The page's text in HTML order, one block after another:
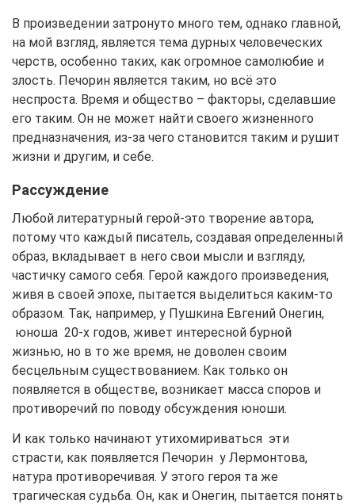
В произведении затронуто много тем, однако главной,
на мой взгляд, является тема дурных человеческих
черств, особенно таких, как огромное самолюбие и
злость. Печорин является таким, но всё это
неспроста. Время и общество – факторы, сделавшие
его таким. Он не может найти своего жизненного
предназначения, из-за чего становится таким и рушит
жизни и другим, и себе.
Рассуждение
Любой литературный герой-это творение автора,
потому что каждый писатель, создавая определенный
образ, вкладывает в него свои мысли и взгляду,
частичку самого себя. Герой каждого произведения,
живя в своей эпохе, пытается выделиться каким-то
образом. Так, например, у Пушкина Евгений Онегин,
юноша 20-х годов, живет интересной бурной
жизнью, но в то же время, не доволен своим
бесцельным существованием. Как только он
появляется в обществе, возникает масса споров и
противоречий по поводу обсуждения юноши.
И как только начинают утихомириваться эти
страсти, как появляется Печорин у Лермонтова,
натура противоречивая. У этого героя та же
трагическая судьба. Он, как и Онегин, пытается понять